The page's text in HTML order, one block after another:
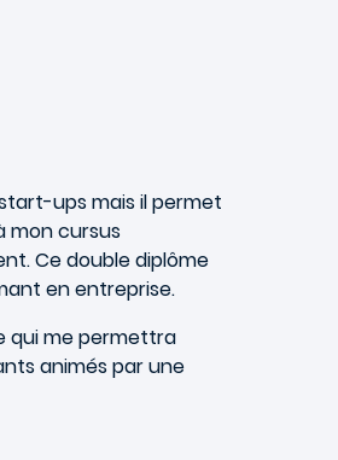
ups mais il permet
mon cursus
Ce double diplôme
en entreprise.
qui me permettra
animés par une